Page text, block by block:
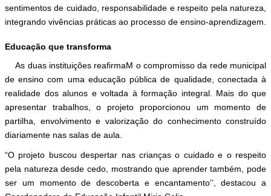
sentimentos de cuidado, responsabilidade e respeito pela natureza,
integrando vivências práticas ao processo de ensino-aprendizagem.
Educação que transforma
As duas instituições reafirmaM o compromisso da rede municipal
de ensino com uma educação pública de qualidade, conectada à
realidade dos alunos e voltada à formação integral. Mais do que
apresentar trabalhos, o projeto proporcionou um momento de
partilha, envolvimento e valorização do conhecimento construído
diariamente nas salas de aula.
“O projeto buscou despertar nas crianças o cuidado e o respeito
pela natureza desde cedo, mostrando que aprender também, pode
ser um momento de descoberta e encantamento’’, destacou a